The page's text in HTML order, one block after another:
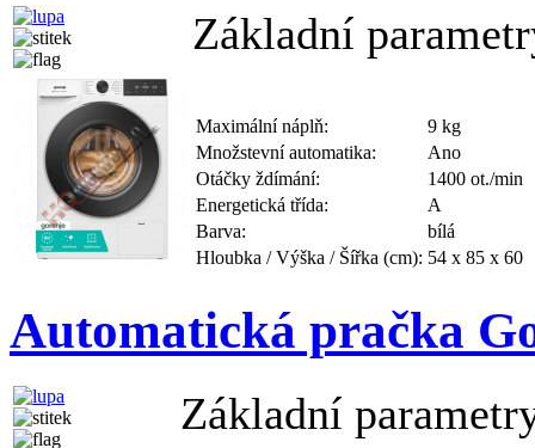
Základní
Maximální náplň:
9 kg
Množstevní automatika:
Ano
Otáčky ždímání:
1400 ot./min
Energetická třída:
A
Barva:
bílá
Hloubka / Výška / Šířka (cm): 54 x 85 x 60
Automatická pračka
Základní